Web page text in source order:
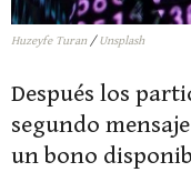
Huzeyfe Turan /Unsplash
Después los
segundo
un bono